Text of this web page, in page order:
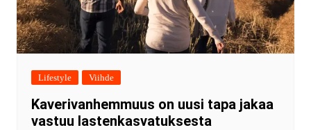
Lifestyle Viihde
Kaverivanhemmuus on uusi tapa jakaa
vastuu lastenkasvatuksesta